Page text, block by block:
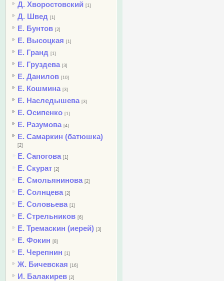
Д. Хворостовский [1]
Д. Швед [1]
Е. Бунтов [2]
Е. Высоцкая [1]
Е. Гранд [1]
Е. Груздева [3]
Е. Данилов [10]
Е. Кошмина [3]
Е. Наследышева [3]
Е. Осипенко [1]
Е. Разумова [4]
Е. Самаркин (батюшка)
[2]
Е. Сапогова [1]
Е. Скурат [2]
Е. Смольянинова [2]
Е. Солнцева [2]
Е. Соловьева [1]
Е. Стрельников [6]
Е. Тремаскин (иерей) [3]
Е. Фокин [8]
Е. Черепнин [1]
Ж. Бичевская [16]
И. Балакирев [2]